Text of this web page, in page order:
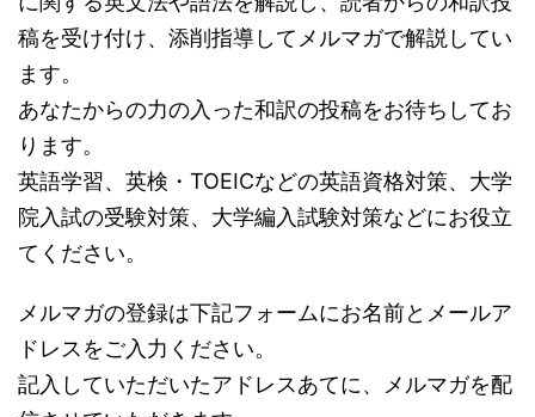
稿を受け付け、添削指導してメルマガで解説してい
ます。
あなたからの力の入った和訳の投稿をお待ちしてお
ります。
英語学習、英検・TOEICなどの英語資格対策、大学
院入試の受験対策、大学編入試験対策などにお役立
てください。
メルマガの登録は下記フォームにお名前とメールア
ドレスをご入力ください。
記入していただいたアドレスあてに、メルマガを配